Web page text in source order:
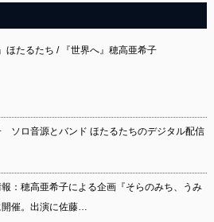
ほたるたち / 『世界へ』穂高亜希子
ソロ音源とバンド ほたるたちのデジタル配信
報：穂高亜希子による企画『そらのみち、うみ
催。出演に佐藤…